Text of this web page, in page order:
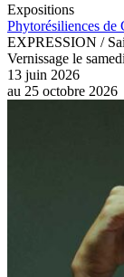
Expositions
Phytorésiliences de
EXPRESSION /
Vernissage le
13 juin 2026
au 25 octobre 2026